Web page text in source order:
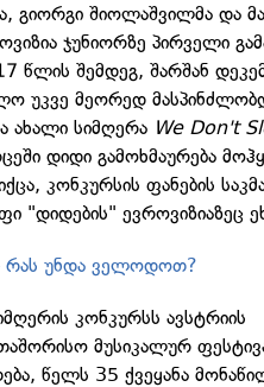
გიორგი შიოლაშვილმა და
ჯუნიორზე პირველი
წლის შემდეგ, შარშან
უკვე მეორედ
ახალი სიმღერა We Don't
დიდი გამოხმაურება
კონკურსის ფანების
"დიდების" ევროვიზიაზეც
რას უნდა ველოდოთ?
კონკურსს ავსტრიის
მუსიკალურ
წელს 35 ქვეყანა